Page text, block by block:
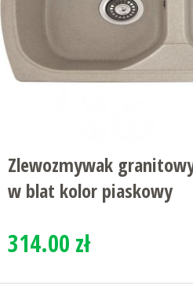
Zlewozmywak
w blat kolor piaskowy
314.00 zł